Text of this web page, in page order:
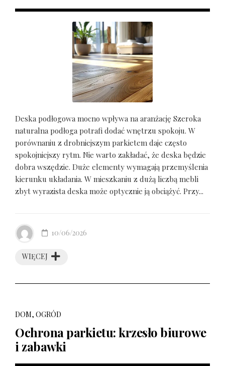
Deska podłogowa mocno wpływa na aranżację Szeroka
naturalna podłoga potrafi dodać wnętrzu spokoju. W
porównaniu z drobniejszym parkietem daje często
spokojniejszy rytm. Nie warto zakładać, że deska będzie
dobra wszędzie. Duże elementy wymagają przemyślenia
kierunku układania. W mieszkaniu z dużą liczbą mebli
zbyt wyrazista deska może optycznie ją obciążyć. Przy...
WIĘCEJ
10/06/2026
DOM, OGRÓD
Ochrona parkietu: krzesło biurowe
i zabawki